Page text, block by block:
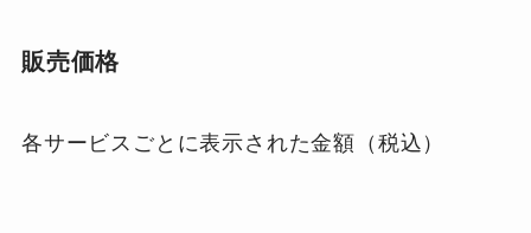
販売価格
各サービスごとに表示された金額（税込）